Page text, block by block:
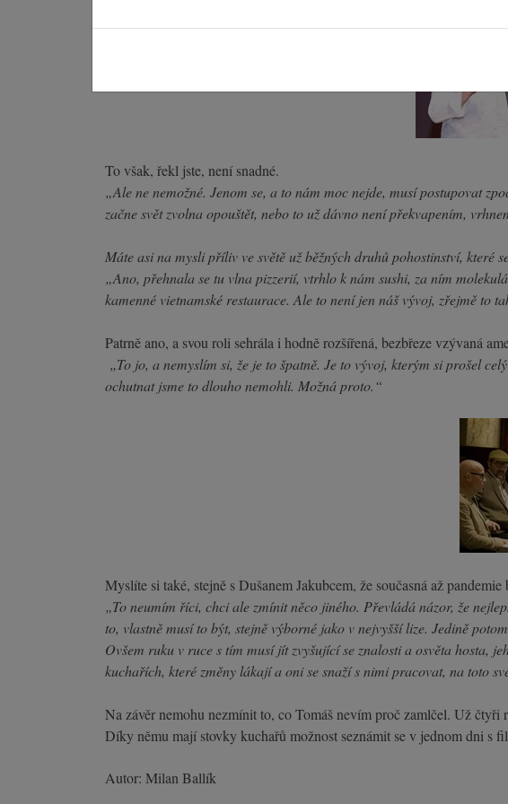
To však, řekl jste, není snadné.
„Ale ne nemožné. Jenom se, a to nám moc nejde, musí postupovat
začne svět zvolna opouštět, nebo to už dávno není překvapením,
Máte asi na mysli příliv ve světě už běžných druhů pohostinství, které
„Ano, přehnala se tu vlna pizzerií, vtrhlo k nám sushi, za ním
kamenné vietnamské restaurace. Ale to není jen náš vývoj, zřejmě to
Patrně ano, a svou roli sehrála i hodně rozšířená, bezbřeze vzývaná
„To jo, a nemyslím si, že je to špatně. Je to vývoj, kterým si prošel
ochutnat jsme to dlouho nemohli. Možná proto.“
Myslíte si také, stejně s Dušanem Jakubcem, že současná až
„To neumím říci, chci ale zmínit něco jiného. Převládá názor, že
to, vlastně musí to být, stejně výborné jako v nejvyšší lize. Jedině
Ovšem ruku v ruce s tím musí jít zvyšující se znalosti a osvěta hosta,
kuchařích, které změny lákají a oni se snaží s nimi pracovat, na toto
Na závěr nemohu nezmínit to, co Tomáš nevím proč zamlčel. Už
Díky němu mají stovky kuchařů možnost seznámit se v jednom dni s
Autor: Milan Ballík